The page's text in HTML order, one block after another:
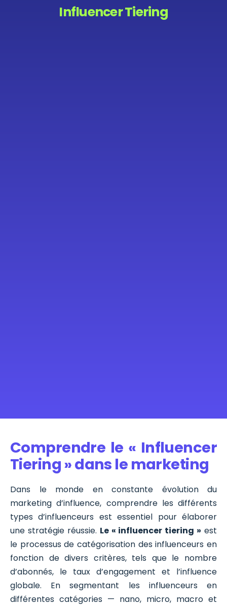
Influencer Tiering
Comprendre le « Influencer
Tiering » dans le marketing
Dans le monde en constante évolution du
marketing d’influence, comprendre les différents
types d’influenceurs est essentiel pour élaborer
une stratégie réussie. Le « influencer tiering » est
le processus de catégorisation des influenceurs en
fonction de divers critères, tels que le nombre
d’abonnés, le taux d’engagement et l’influence
globale. En segmentant les influenceurs en
différentes catégories — nano, micro, macro et